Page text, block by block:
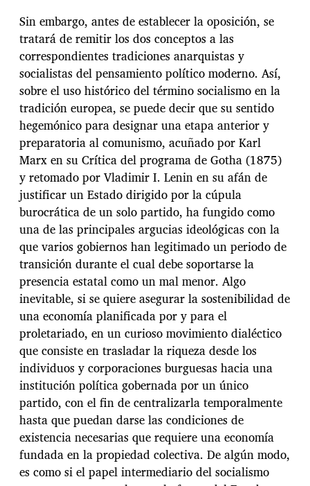
Sin embargo, antes de establecer la oposición, se
tratará de remitir los dos conceptos a las
correspondientes tradiciones anarquistas y
socialistas del pensamiento político moderno. Así,
sobre el uso histórico del término socialismo en la
tradición europea, se puede decir que su sentido
hegemónico para designar una etapa anterior y
preparatoria al comunismo, acuñado por Karl
Marx en su Crítica del programa de Gotha (1875)
y retomado por Vladimir I. Lenin en su afán de
justificar un Estado dirigido por la cúpula
burocrática de un solo partido, ha fungido como
una de las principales argucias ideológicas con la
que varios gobiernos han legitimado un periodo de
transición durante el cual debe soportarse la
presencia estatal como un mal menor. Algo
inevitable, si se quiere asegurar la sostenibilidad de
una economía planificada por y para el
proletariado, en un curioso movimiento dialéctico
que consiste en trasladar la riqueza desde los
individuos y corporaciones burguesas hacia una
institución política gobernada por un único
partido, con el fin de centralizarla temporalmente
hasta que puedan darse las condiciones de
existencia necesarias que requiere una economía
fundada en la propiedad colectiva. De algún modo,
es como si el papel intermediario del socialismo